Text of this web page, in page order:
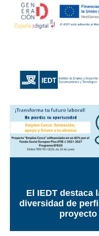
CONVOCATORIA
DEL
El IEDT destaca
diversidad de
proyecto